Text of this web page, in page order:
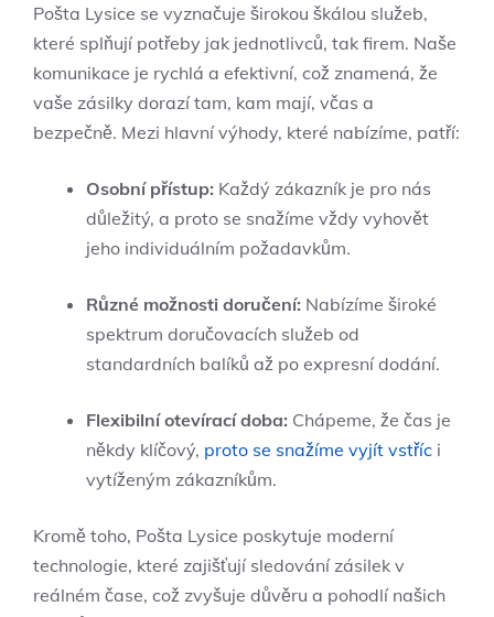
Pošta Lysice se vyznačuje širokou škálou služeb,
které splňují potřeby jak jednotlivců, tak firem. Naše
komunikace je rychlá a efektivní, což znamená, že
vaše zásilky dorazí tam, kam mají, včas a
bezpečně. Mezi hlavní výhody, které nabízíme, patří:
Osobní přístup: Každý zákazník je pro nás
důležitý, a proto se snažíme vždy vyhovět
jeho individuálním požadavkům.
Různé možnosti doručení: Nabízíme široké
spektrum doručovacích služeb od
standardních balíků až po expresní dodání.
Flexibilní otevírací doba: Chápeme, že čas je
někdy klíčový, proto se snažíme vyjít vstříc i
vytíženým zákazníkům.
Kromě toho, Pošta Lysice poskytuje moderní
technologie, které zajišťují sledování zásilek v
reálném čase, což zvyšuje důvěru a pohodlí našich